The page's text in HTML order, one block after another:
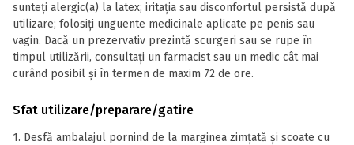
sunteți alergic(a) la latex; iritația sau disconfortul persistă după
utilizare; folosiți unguente medicinale aplicate pe penis sau
vagin. Dacă un prezervativ prezintă scurgeri sau se rupe în
timpul utilizării, consultați un farmacist sau un medic cât mai
curând posibil și în termen de maxim 72 de ore.
Sfat utilizare/preparare/gatire
1. Desfă ambalajul pornind de la marginea zimțată și scoate cu